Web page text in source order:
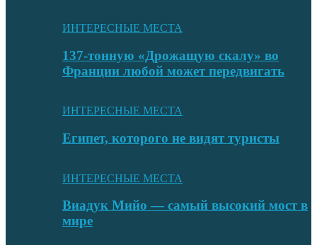
ИНТЕРЕСНЫЕ МЕСТА
137-тонную «Дрожащую скалу» во
Франции любой может передвигать
ИНТЕРЕСНЫЕ МЕСТА
Египет, которого не видят туристы
ИНТЕРЕСНЫЕ МЕСТА
Виадук Мийо — самый высокий мост в
мире